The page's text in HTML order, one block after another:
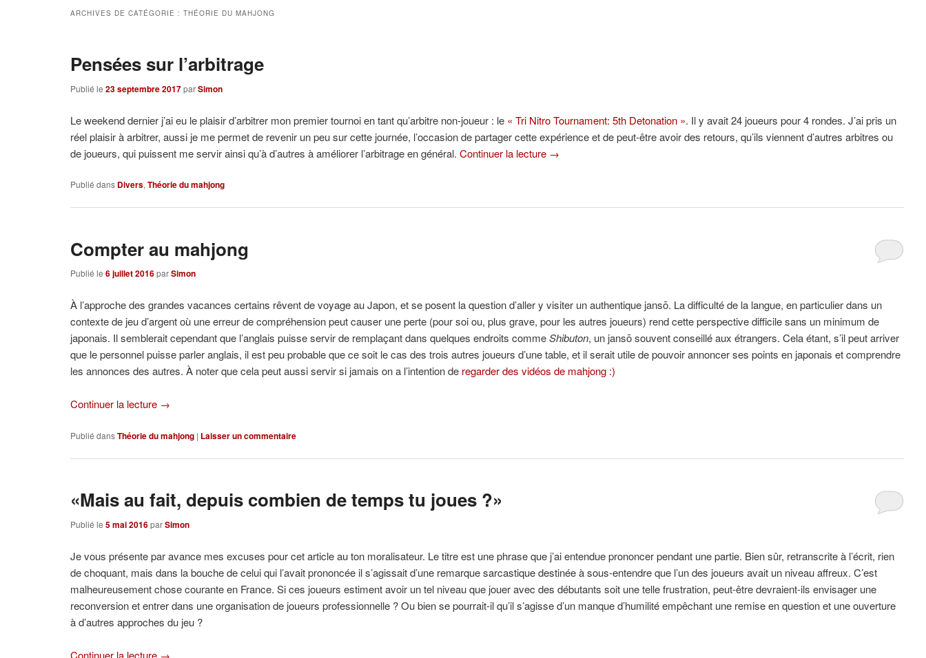
ARCHIVES DE CATÉGORIE :THÉORIE DU MAHJONG
Pensées sur l’arbitrage
Publié le23 septembre 2017parSimon
Le weekend dernier j’ai eu le plaisir d’arbitrer mon premier tournoi en tant qu’arbitre non-joueur : le « Tri Nitro Tournament: 5th Detonation ». Il y avait 24 joueurs pour 4 rondes. J’ai pris un
réel plaisir à arbitrer, aussi je me permet de revenir un peu sur cette journée, l’occasion de partager cette expérience et de peut-être avoir des retours, qu’ils viennent d’autres arbitres ou
de joueurs, qui puissent me servir ainsi qu’à d’autres à améliorer l’arbitrage en général.Continuer la lecture →
Publié dans Divers,Théorie du mahjong
Compter au mahjong
Publié le6 juillet 2016parSimon
À l’approche des grandes vacances certains rêvent de voyage au Japon, et se posent la question d’aller y visiter un authentique jansō. La difficulté de la langue, en particulier dans un
contexte de jeu d’argent où une erreur de compréhension peut causer une perte (pour soi ou, plus grave, pour les autres joueurs) rend cette perspective difficile sans un minimum de
japonais. Il semblerait cependant que l’anglais puisse servir de remplaçant dans quelques endroits commeShibuton, un jansō souvent conseillé aux étrangers. Cela étant, s’il peut arriver
que le personnel puisse parler anglais, il est peu probable que ce soit le cas des trois autres joueurs d’une table, et il serait utile de pouvoir annoncer ses points en japonais et comprendre
les annonces des autres. À noter que cela peut aussi servir si jamais on a l’intention de regarder des vidéos de mahjong :)
Continuer la lecture →
Publié dansThéorie du mahjong | Laisser un commentaire
«Mais au fait, depuis combien de temps tu joues ?»
Publié le5 mai 2016parSimon
Je vous présente par avance mes excuses pour cet article au ton moralisateur. Le titre est une phrase que j’ai entendue prononcer pendant une partie. Bien sûr, retranscrite à l’écrit, rien
de choquant, mais dans la bouche de celui qui l’avait prononcée il s’agissait d’une remarque sarcastique destinée à sous-entendre que l’un des joueurs avait un niveau affreux. C’est
malheureusement chose courante en France. Si ces joueurs estiment avoir un tel niveau que jouer avec des débutants soit une telle frustration, peut-être devraient-ils envisager une
reconversion et entrer dans une organisation de joueurs professionnelle ? Ou bien se pourrait-il qu’il s’agisse d’un manque d’humilité empêchant une remise en question et une ouverture
à d’autres approches du jeu ?
Continuer la lecture →